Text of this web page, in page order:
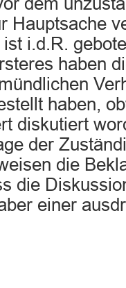
Hauptsache
i.d.R.
haben
haben,
diskutiert
der
die
die
einer